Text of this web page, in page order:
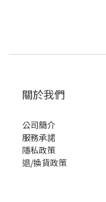
關於我們
公司簡介
服務承諾
隱私政策
退/換貨政策